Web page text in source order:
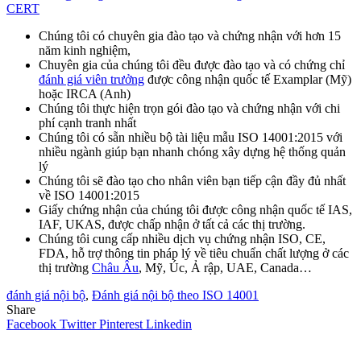
CERT
Chúng tôi có chuyên gia đào tạo và chứng nhận với hơn 15
năm kinh nghiệm,
Chuyên gia của chúng tôi đều được đào tạo và có chứng chỉ
đánh giá viên trưởng được công nhận quốc tế Examplar (Mỹ)
hoặc IRCA (Anh)
Chúng tôi thực hiện trọn gói đào tạo và chứng nhận với chi
phí cạnh tranh nhất
Chúng tôi có sẵn nhiều bộ tài liệu mẫu ISO 14001:2015 với
nhiều ngành giúp bạn nhanh chóng xây dựng hệ thống quản
lý
Chúng tôi sẽ đào tạo cho nhân viên bạn tiếp cận đầy đủ nhất
về ISO 14001:2015
Giấy chứng nhận của chúng tôi được công nhận quốc tế IAS,
IAF, UKAS, được chấp nhận ở tất cả các thị trường.
Chúng tôi cung cấp nhiều dịch vụ chứng nhận ISO, CE,
FDA, hỗ trợ thông tin pháp lý về tiêu chuẩn chất lượng ở các
thị trường Châu Âu, Mỹ, Úc, Ả rập, UAE, Canada…
đánh giá nội bộ, Đánh giá nội bộ theo ISO 14001
Share
Facebook TwitterPinterestLinkedin